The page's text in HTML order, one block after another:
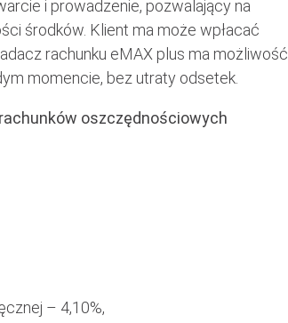
i prowadzenie, pozwalający na
środków. Klient ma może wpłacać
rachunku eMAX plus ma możliwość
momencie, bez utraty odsetek.
oszczędnościowych
– 4,10%,